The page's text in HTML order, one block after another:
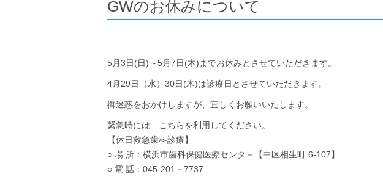
GWのお休みについて
5月3日(日)～5月7日(木)までお休みとさせていただきます。
4月29日（水）30日(木)は診療日とさせていただきます。
御迷惑をおかけしますが、宜しくお願いいたします。
緊急時には こちらを利用してください。
【休日救急歯科診療】
○ 場 所：横浜市歯科保健医療センタ－【中区相生町 6-107】
○ 電 話：045-201－7737